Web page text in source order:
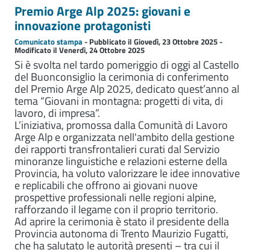
Premio Arge Alp 2025: giovani e
innovazione protagonisti
Comunicato stampa- Pubblicato il Giovedì, 23 Ottobre 2025 -
Modificato il Venerdì, 24 Ottobre 2025
Si è svolta nel tardo pomeriggio di oggi al Castello
del Buonconsiglio la cerimonia di conferimento
del Premio Arge Alp 2025, dedicato quest’anno al
tema “Giovani in montagna: progetti di vita, di
lavoro, di impresa”.
L’iniziativa, promossa dalla Comunità di Lavoro
Arge Alp e organizzata nell'ambito della gestione
dei rapporti transfrontalieri curati dal Servizio
minoranze linguistiche e relazioni esterne della
Provincia, ha voluto valorizzare le idee innovative
e replicabili che offrono ai giovani nuove
prospettive professionali nelle regioni alpine,
rafforzando il legame con il proprio territorio.
Ad aprire la cerimonia è stato il presidente della
Provincia autonoma di Trento Maurizio Fugatti,
che ha salutato le autorità presenti – tra cui il